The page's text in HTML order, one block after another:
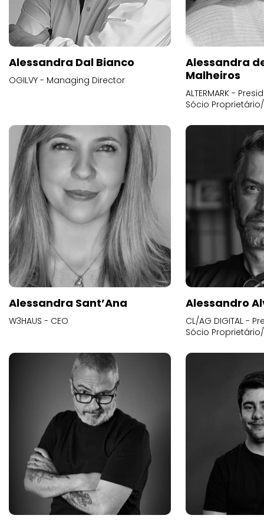
Alessandra Dal Bianco
OGILVY - Managing Director
Alessandra
Malheiros
ALTERMARK -
Sócio
Alessandra Sant’Ana
W3HAUS - CEO
Alessandro
CL/AG DIGITAL -
Sócio